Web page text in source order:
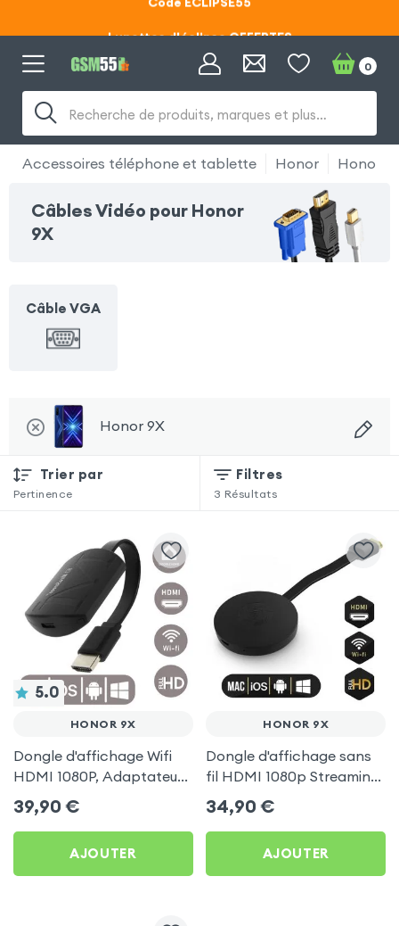
Lunettes d'éclipse OFFERTES
Code ECLIPSE55
Recherche de produits, marques et plus…
0
Accessoires téléphone et tablette Honor Honor
Câbles Vidéo pour Honor
9X
Câble VGA
Honor 9X
Trier par
Pertinence
Filtres
3 Résultats
5.0
HONOR 9X
Dongle d'affichage Wifi
HDMI 1080P, Adaptateur
d'affichage Vidéo Sans-fil
TV pour Honor 9X
39,90 €
AJOUTER
HONOR 9X
Dongle d'affichage sans
fil HDMI 1080p Streaming,
récepteur vidéo TV
(compatible Miracast,
AirPlay, DLNA) pour
Honor 9X
34,90 €
AJOUTER